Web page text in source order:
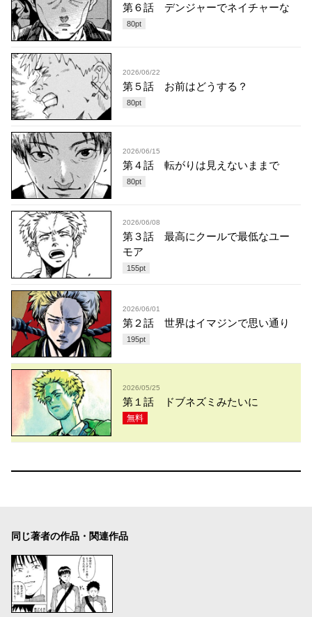
第６話 デンジャーでネイチャーな
80pt
2026/06/22
第５話 お前はどうする？
80pt
2026/06/15
第４話 転がりは見えないままで
80pt
2026/06/08
第３話 最高にクールで最低なユー
モア
155pt
2026/06/01
第２話 世界はイマジンで思い通り
195pt
2026/05/25
第１話 ドブネズミみたいに
無料
同じ著者の作品・関連作品